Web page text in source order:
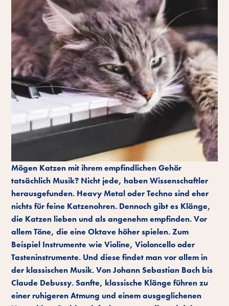
Mögen Katzen mit ihrem empfindlichen Gehör
tatsächlich Musik? Nicht jede, haben Wissenschaftler
herausgefunden. Heavy Metal oder Techno sind eher
nichts für feine Katzenohren. Dennoch gibt es Klänge,
die Katzen lieben und als angenehm empfinden. Vor
allem Töne, die eine Oktave höher spielen. Zum
Beispiel Instrumente wie Violine, Violoncello oder
Tasteninstrumente. Und diese findet man vor allem in
der klassischen Musik. Von Johann Sebastian Bach bis
Claude Debussy. Sanfte, klassische Klänge führen zu
einer ruhigeren Atmung und einem ausgeglichenen